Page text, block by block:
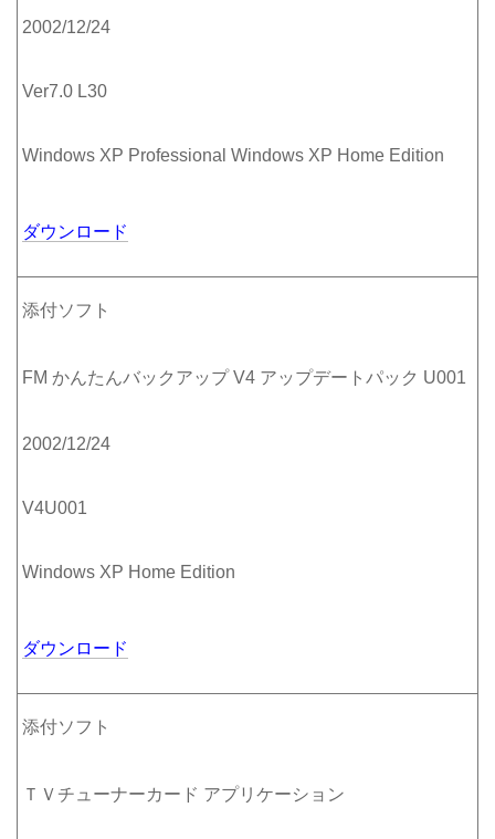
2002/12/24
Ver7.0 L30
Windows XP Professional Windows XP Home Edition
ダウンロード
添付ソフト
FM かんたんバックアップ V4 アップデートパック U001
2002/12/24
V4U001
Windows XP Home Edition
ダウンロード
添付ソフト
ＴＶチューナーカード アプリケーション